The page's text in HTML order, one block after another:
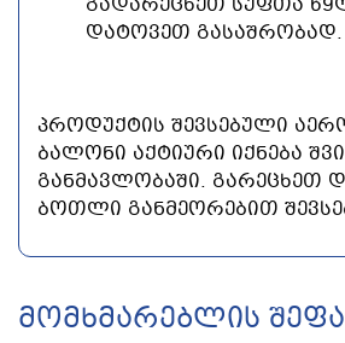
ᲒᲐᲓᲐᲠᲔᲪᲮᲔᲗ ᲡᲣᲤᲗᲐ
ᲓᲐᲢᲝᲕᲔᲗ ᲒᲐᲡᲐᲨᲠᲝᲑᲐᲓ.
ᲞᲠᲝᲓᲣᲥᲢᲘᲡ ᲨᲔᲕᲡᲔᲑᲣᲚᲘ
ᲑᲐᲚᲝᲜᲘ ᲐᲥᲢᲘᲣᲠᲘ ᲘᲥᲜᲔᲑᲐ
ᲒᲐᲜᲛᲐᲕᲚᲝᲑᲐᲨᲘ. ᲒᲐᲠᲔᲪᲮᲔᲗ
ᲑᲝᲗᲚᲘ ᲒᲐᲜᲛᲔᲝᲠᲔᲑᲘᲗ
Მომხმარებლის